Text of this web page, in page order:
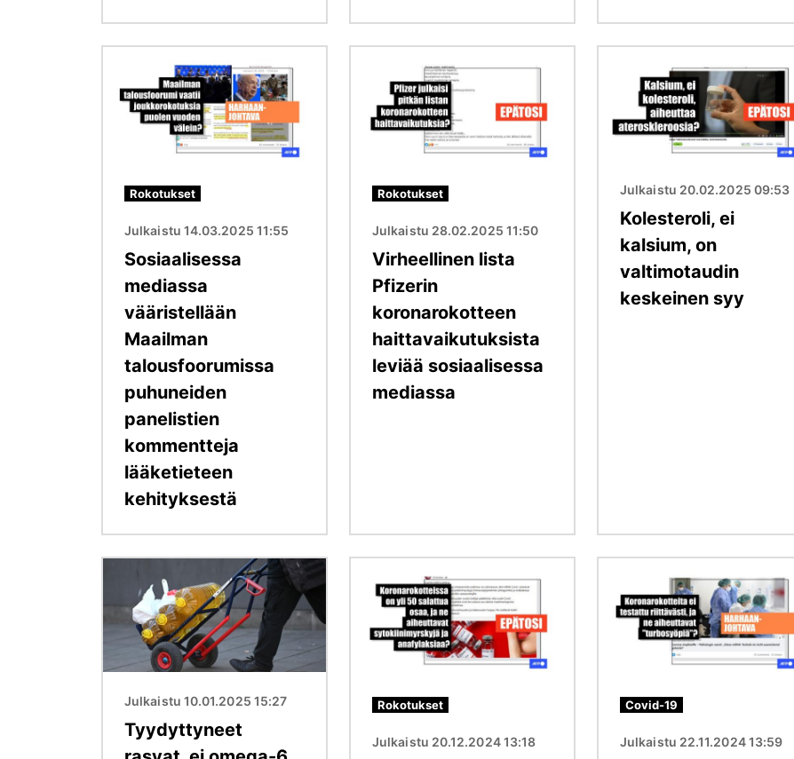
Rokotukset
Julkaistu 14.03.2025 11:55
Sosiaalisessa
mediassa
vääristellään
Maailman
talousfoorumissa
puhuneiden
panelistien
kommentteja
lääketieteen
kehityksestä
Rokotukset
Julkaistu 28.02.2025 11:50
Virheellinen lista
Pfizerin
koronarokotteen
haittavaikutuksista
leviää sosiaalisessa
mediassa
Julkaistu 20.02.2025 09:53
Kolesteroli, ei
kalsium, on
valtimotaudin
keskeinen syy
Julkaistu 10.01.2025 15:27
Tyydyttyneet
Rokotukset
Julkaistu 20.12.2024 13:18
Covid-19
Julkaistu 22.11.2024 13:59